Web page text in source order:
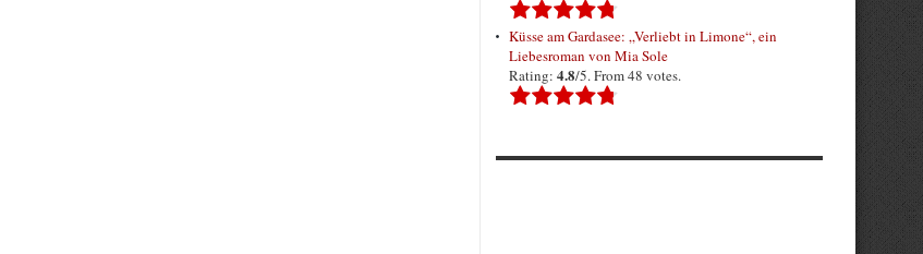
Küsse am Gardasee: „Verliebt in Limone“, ein
Liebesroman von Mia Sole
Rating: 4.8/5. From 48 votes.